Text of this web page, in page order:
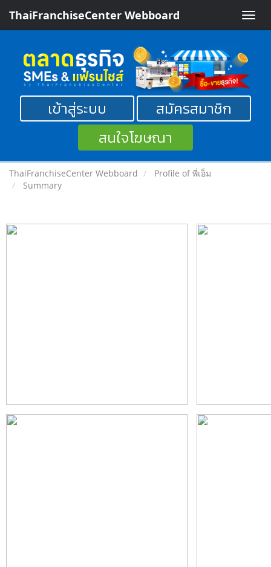
Toggle
ThaiFranchiseCenter Webboard
เข้าสู่ระบบ
สมัครสมาชิก
สนใจโฆษณา
ThaiFranchiseCenter Webboard
Profile of พี่เอ็ม
Summary